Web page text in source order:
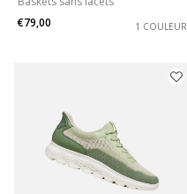
€79,00
1 COULEUR